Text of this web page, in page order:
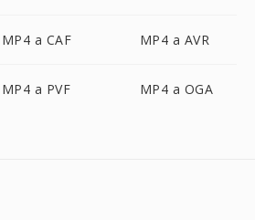
MP4 a CAF MP4 a AVR
MP4 a PVF MP4 a OGA